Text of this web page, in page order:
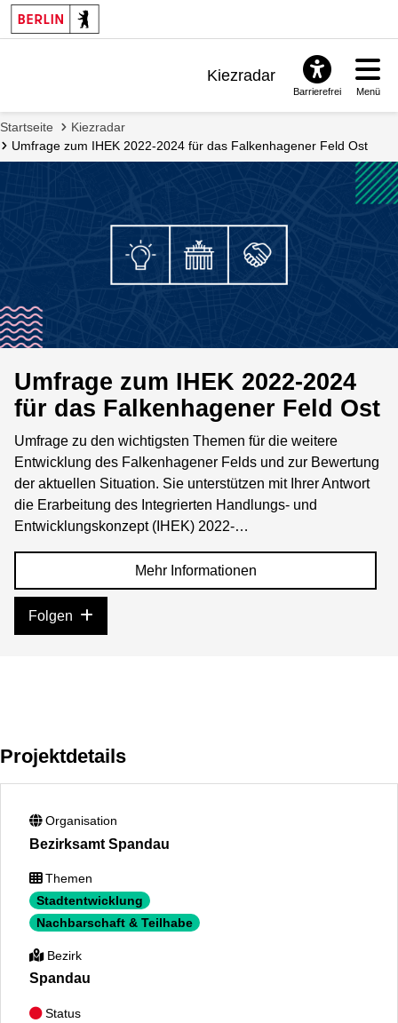
Kiezradar
Barrierefrei Menü
Startseite
Kiezradar
Umfrage zum IHEK 2022-2024 für das Falkenhagener Feld Ost
Umfrage zum IHEK 2022-2024
für das Falkenhagener Feld Ost
Umfrage zu den wichtigsten Themen für die weitere
Entwicklung des Falkenhagener Felds und zur Bewertung
der aktuellen Situation. Sie unterstützen mit Ihrer Antwort
die Erarbeitung des Integrierten Handlungs- und
Entwicklungskonzept (IHEK) 2022-…
Mehr Informationen
Folgen
Projektdetails
Organisation
Bezirksamt Spandau
Themen
Stadtentwicklung
Nachbarschaft & Teilhabe
Bezirk
Spandau
Status